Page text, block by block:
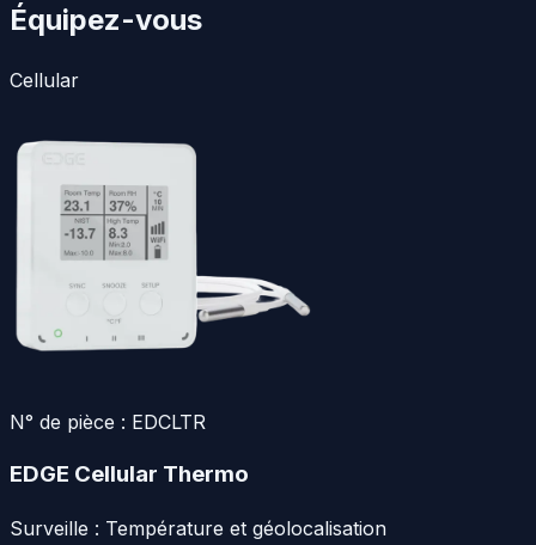
Équipez-vous
Cellular
N° de pièce : EDCLTR
EDGE Cellular Thermo
Surveille : Température et géolocalisation